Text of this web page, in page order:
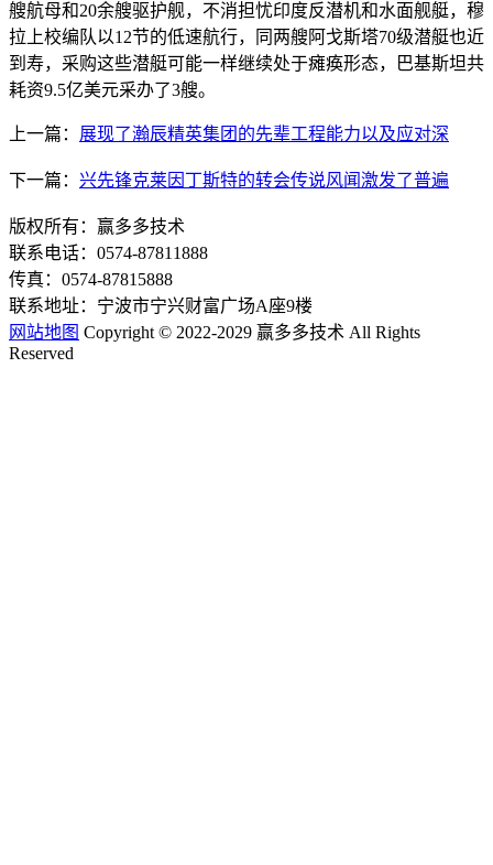
艘航母和20余艘驱护舰，不消担忧印度反潜机和水面舰艇，穆
拉上校编队以12节的低速航行，同两艘阿戈斯塔70级潜艇也近
到寿，采购这些潜艇可能一样继续处于瘫痪形态，巴基斯坦共
耗资9.5亿美元采办了3艘。
上一篇： 展现了瀚辰精英集团的先辈工程能力以及应对深
下一篇： 兴先锋克莱因丁斯特的转会传说风闻激发了普遍
版权所有：赢多多技术
联系电话：0574-87811888
传真：0574-87815888
联系地址：宁波市宁兴财富广场A座9楼
网站地图 Copyright © 2022-2029 赢多多技术 All Rights
Reserved